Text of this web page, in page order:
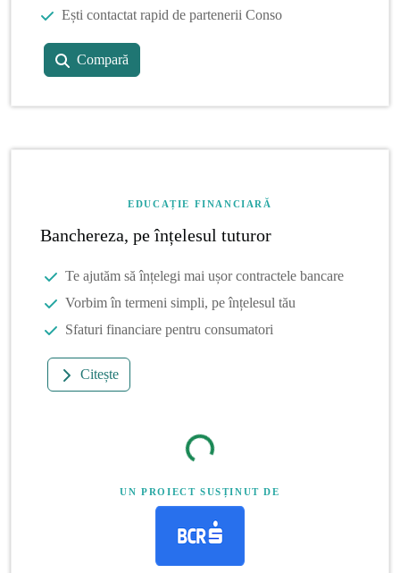
Ești contactat rapid de partenerii Conso
Compară
EDUCAȚIE FINANCIARĂ
Banchereza, pe înțelesul tuturor
Te ajutăm să înțelegi mai ușor contractele bancare
Vorbim în termeni simpli, pe înțelesul tău
Sfaturi financiare pentru consumatori
Citește
UN PROIECT SUSȚINUT DE